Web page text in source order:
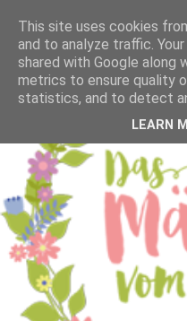
This site uses cookies
and to analyze traffic.
shared with Google along
metrics to ensure quality
statistics, and to detect
LEARN